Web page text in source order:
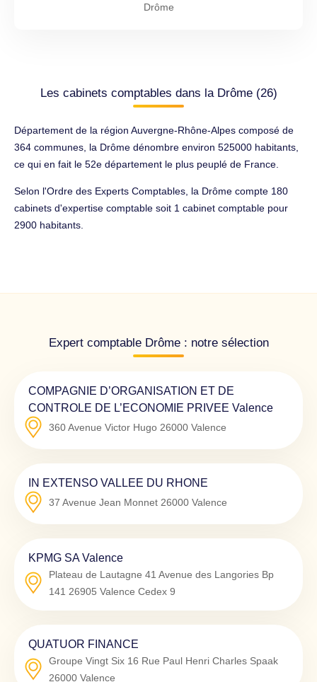
Drôme
Les cabinets comptables dans la Drôme (26)
Département de la région Auvergne-Rhône-Alpes composé de
364 communes, la Drôme dénombre environ 525000 habitants,
ce qui en fait le 52e département le plus peuplé de France.
Selon l'Ordre des Experts Comptables, la Drôme compte 180
cabinets d'expertise comptable soit 1 cabinet comptable pour
2900 habitants.
Expert comptable Drôme : notre sélection
COMPAGNIE D’ORGANISATION ET DE
CONTROLE DE L’ECONOMIE PRIVEE Valence
360 Avenue Victor Hugo 26000 Valence
IN EXTENSO VALLEE DU RHONE
37 Avenue Jean Monnet 26000 Valence
KPMG SA Valence
Plateau de Lautagne 41 Avenue des Langories Bp
141 26905 Valence Cedex 9
QUATUOR FINANCE
Groupe Vingt Six 16 Rue Paul Henri Charles Spaak
26000 Valence